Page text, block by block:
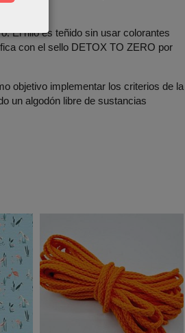
El hilo es teñido sin usar colorantes
con el sello DETOX TO ZERO por
objetivo implementar los criterios de la
un algodón libre de sustancias